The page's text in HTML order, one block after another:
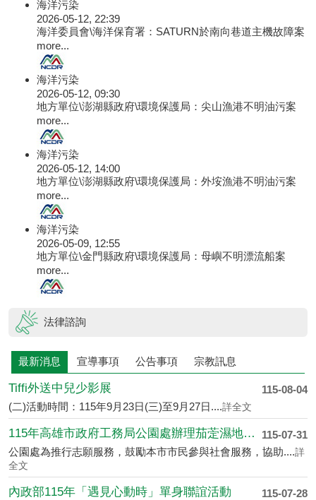
海洋污染
2026-05-12, 22:39
海洋委員會\海洋保育署：SATURN於南向巷道主機故障案
more...
海洋污染
2026-05-12, 09:30
地方單位\澎湖縣政府\環境保護局：尖山漁港不明油污案
more...
海洋污染
2026-05-12, 14:00
地方單位\澎湖縣政府\環境保護局：外垵漁港不明油污案
more...
海洋污染
2026-05-09, 12:55
地方單位\金門縣政府\環境保護局：母嶼不明漂流船案
more...
法律諮詢
最新消息 宣導事項 公告事項 宗教訊息
115-08-04
Tiffi外送中兒少影展
(二)活動時間：115年9月23日(三)至9月27日....詳全文
115-07-31
115年高雄市政府工務局公園處辦理茄萣濕地志....
公園處為推行志願服務，鼓勵本市市民參與社會服務，協助....詳
全文
115-07-28
內政部115年「遇見心動時」單身聯誼活動